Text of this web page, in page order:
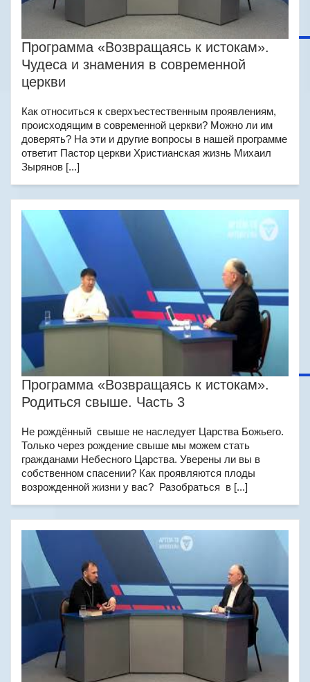
Программа «Возвращаясь к истокам».
Чудеса и знамения в современной
церкви
Как относиться к сверхъестественным проявлениям,
происходящим в современной церкви? Можно ли им
доверять? На эти и другие вопросы в нашей программе
ответит Пастор церкви Христианская жизнь Михаил
Зырянов [...]
Программа «Возвращаясь к истокам».
Родиться свыше. Часть 3
Не рождённый свыше не наследует Царства Божьего.
Только через рождение свыше мы можем стать
гражданами Небесного Царства. Уверены ли вы в
собственном спасении? Как проявляются плоды
возрожденной жизни у вас? Разобраться в [...]